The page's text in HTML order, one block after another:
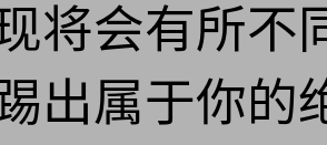
将会有所不
出属于你的